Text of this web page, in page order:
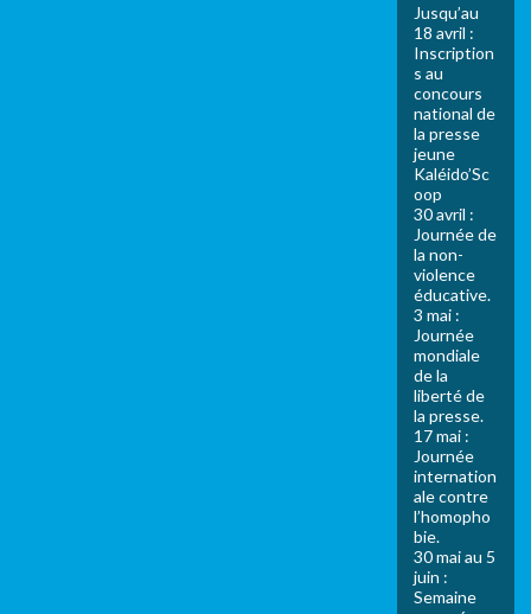
Jusqu’au
18 avril :
Inscription
s au
concours
national de
la presse
jeune
Kaléido’Sc
oop
30 avril :
Journée de
la non-
violence
éducative.
3 mai :
Journée
mondiale
de la
liberté de
la presse.
17 mai :
Journée
internation
ale contre
l’homopho
bie.
30 mai au 5
juin :
Semaine